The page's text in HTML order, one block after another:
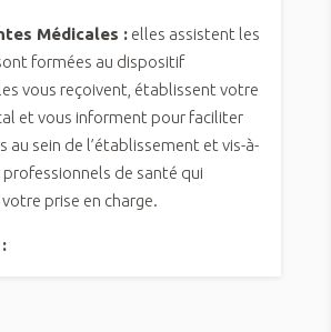
Médicales :elles assistent les
formées au dispositif
vous reçoivent, établissent votre
et vous informent pour faciliter
au sein de l’établissement et vis-à-
professionnels de santé qui
prise en charge.